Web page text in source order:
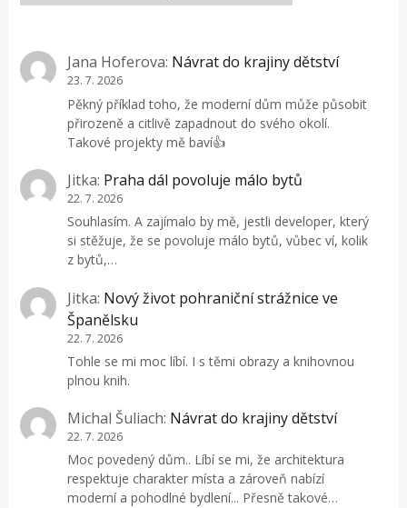
Jana Hoferova: Návrat do krajiny dětství
23. 7. 2026
Pěkný příklad toho, že moderní dům může působit
přirozeně a citlivě zapadnout do svého okolí.
Takové projekty mě baví👍
Jitka: Praha dál povoluje málo bytů
22. 7. 2026
Souhlasím. A zajímalo by mě, jestli developer, který
si stěžuje, že se povoluje málo bytů, vůbec ví, kolik
z bytů,…
Jitka: Nový život pohraniční strážnice ve
Španělsku
22. 7. 2026
Tohle se mi moc líbí. I s těmi obrazy a knihovnou
plnou knih.
Michal Šuliach: Návrat do krajiny dětství
22. 7. 2026
Moc povedený dům.. Líbí se mi, že architektura
respektuje charakter místa a zároveň nabízí
moderní a pohodlné bydlení... Přesně takové…